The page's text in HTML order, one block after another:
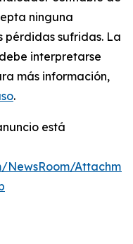
ninguna
pérdidas sufridas. La
interpretarse
más información,
.
está
NewsRoom/